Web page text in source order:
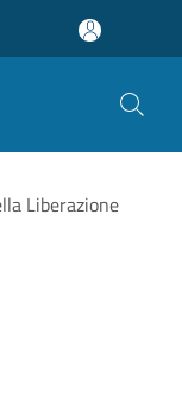
Liberazione